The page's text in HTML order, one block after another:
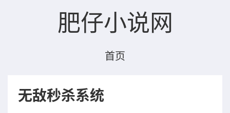
肥仔小说网
首页
无敌秒杀系统